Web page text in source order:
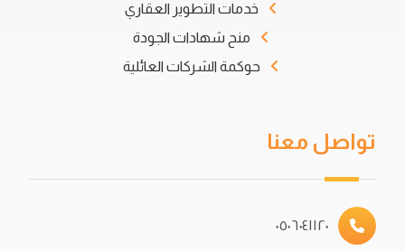
خدمات التطوير العقاري
منح شهادات الجودة
حوكمة الشركات العائلية
تواصل معنا
٠٥٠٦٠٤١١٢٠